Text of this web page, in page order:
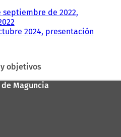
de 2022,
S
b
r
e
e
2024, presentación
objetivos
Maguncia